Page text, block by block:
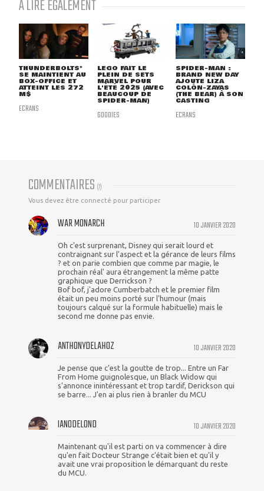
À LIRE ÉGALEMENT
THUNDERBOLTS*
SE MAINTIENT AU
BOX-OFFICE ET
ATTEINT LES 272
M$
ECRANS
LEGO FAIT LE
PLEIN DE SETS
MARVEL POUR
L'ÉTÉ 2025 (AVEC
BEAUCOUP DE
SPIDER-MAN)
GOODIES
SPIDER-MAN :
BRAND NEW DAY
AJOUTE LIZA
COLÓN-ZAYAS
(THE BEAR) À SON
CASTING
ECRANS
COMMENTAIRES (7)
Vous devez être connecté pour participer
10 JANVIER 2020
WAR MONARCH
Oh c'est surprenant, Disney qui serait lourd et
contraignant sur l'aspect et la gérance de leurs films
? et on parie combien que comme par magie, le
prochain réal' aura étrangement la même patte
graphique que Derrickson ?
Bof bof, j'adore Cumberbatch et le premier film
était un peu moins porté sur l'humour (mais
toujours calqué sur la formule habituelle) mais le
second me donne pas envie.
10 JANVIER 2020
ANTHONYDELAHOZ
Je pense que c'est la goutte de trop... Entre un Far
From Home guignolesque, un Black Widow qui
s'annonce inintéressant et trop tardif, Derickson qui
se barre... J'en ai plus rien à branler du MCU
10 JANVIER 2020
IAN0DELOND
Maintenant qu'il est parti on va commencer à dire
qu'en fait Docteur Strange c'était bien et qu'il y
avait une vrai proposition le démarquant du reste
du MCU.